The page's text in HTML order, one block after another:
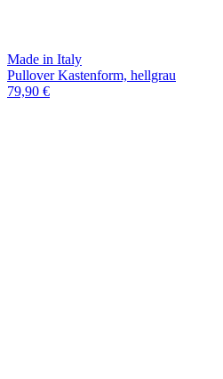
Made in Italy
Pullover Kastenform, hellgrau
79,90 €